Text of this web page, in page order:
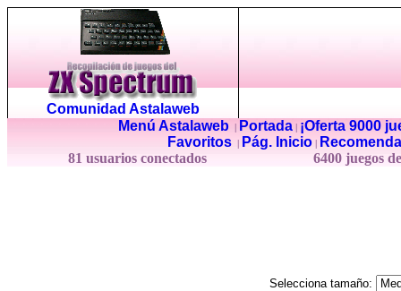
Comunidad Astalaweb
Menú Astalaweb| Portada|
¡Oferta 9000
Favoritos
Pág. Inicio
81 usuarios conectados
6400 juegos
Selecciona tamaño: